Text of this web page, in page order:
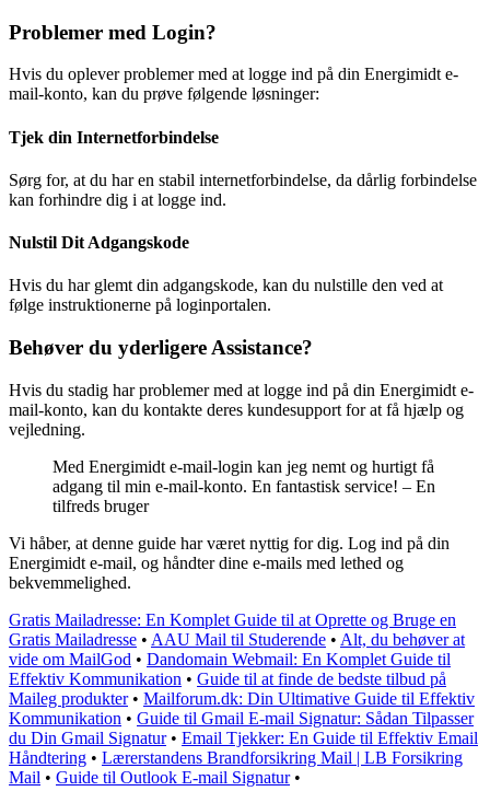
Problemer med Login?
Hvis du oplever problemer med at logge ind på din Energimidt e-
mail-konto, kan du prøve følgende løsninger:
Tjek din Internetforbindelse
Sørg for, at du har en stabil internetforbindelse, da dårlig forbindelse
kan forhindre dig i at logge ind.
Nulstil Dit Adgangskode
Hvis du har glemt din adgangskode, kan du nulstille den ved at
følge instruktionerne på loginportalen.
Behøver du yderligere Assistance?
Hvis du stadig har problemer med at logge ind på din Energimidt e-
mail-konto, kan du kontakte deres kundesupport for at få hjælp og
vejledning.
Med Energimidt e-mail-login kan jeg nemt og hurtigt få
adgang til min e-mail-konto. En fantastisk service! – En
tilfreds bruger
Vi håber, at denne guide har været nyttig for dig. Log ind på din
Energimidt e-mail, og håndter dine e-mails med lethed og
bekvemmelighed.
Gratis Mailadresse: En Komplet Guide til at Oprette og Bruge en
Gratis Mailadresse • AAU Mail til Studerende • Alt, du behøver at
vide om MailGod • Dandomain Webmail: En Komplet Guide til
Effektiv Kommunikation • Guide til at finde de bedste tilbud på
Maileg produkter• Mailforum.dk: Din Ultimative Guide til Effektiv
Kommunikation • Guide til Gmail E-mail Signatur: Sådan Tilpasser
du Din Gmail Signatur• Email Tjekker: En Guide til Effektiv Email
Håndtering • Lærerstandens Brandforsikring Mail | LB Forsikring
Mail • Guide til Outlook E-mail Signatur•